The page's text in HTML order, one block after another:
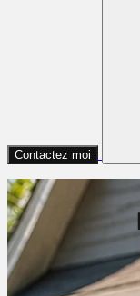
Contactez moi